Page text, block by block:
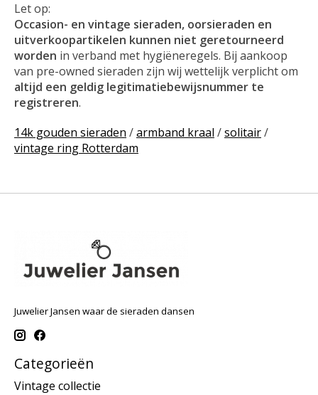
Let op:
Occasion- en vintage sieraden, oorsieraden en
uitverkoopartikelen kunnen niet geretourneerd
worden in verband met hygiëneregels. Bij aankoop
van pre-owned sieraden zijn wij wettelijk verplicht om
altijd een geldig legitimatiebewijsnummer te
registreren.
14k gouden sieraden /armband kraal /solitair/
vintage ring Rotterdam
Juwelier Jansen waar de sieraden dansen
Categorieën
Vintage collectie